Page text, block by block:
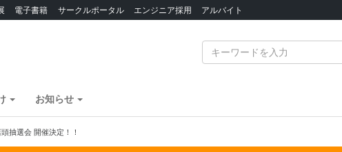
電子書籍 サークルポータル エンジニア採用 アルバイト
お知らせ
抽選会 開催決定！！